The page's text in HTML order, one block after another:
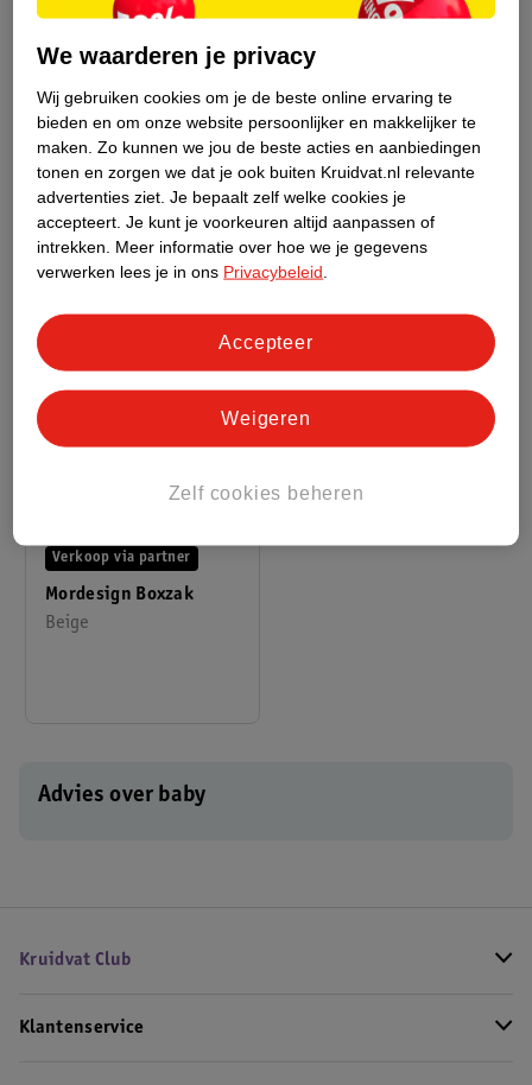
Baby's Only
Commodemandje
Classic
Zand
Baby's Only
Commodemandje Sky
Beige
Mordesign Boxzak
Beige
Verkoop via partner
Advies over baby
Kruidvat Club
Klantenservice
We waarderen je privacy
Wij gebruiken cookies om je de beste online ervaring te
bieden en om onze website persoonlijker en makkelijker te
maken. Zo kunnen we jou de beste acties en aanbiedingen
tonen en zorgen we dat je ook buiten Kruidvat.nl relevante
advertenties ziet. Je bepaalt zelf welke cookies je
accepteert. Je kunt je voorkeuren altijd aanpassen of
intrekken.
Meer informatie over hoe we je gegevens
verwerken lees je in ons Privacybeleid
Zelf cookies beheren
Weigeren
Accepteer